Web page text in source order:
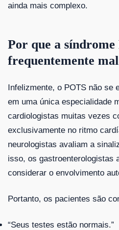
ainda mais complexo.
Por que a síndrome
frequentemente
Infelizmente, o POTS não se
em uma única especialidade
cardiologistas muitas vezes
exclusivamente no ritmo
neurologistas avaliam a
isso, os gastroenterologistas
considerar o envolvimento
Portanto, os pacientes são
“Seus testes estão normais.”